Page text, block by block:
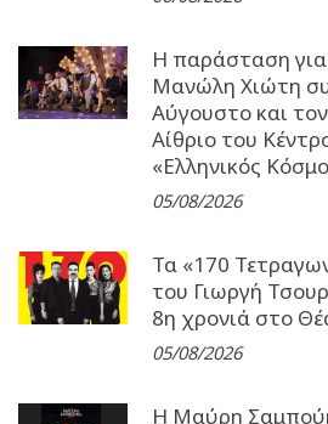
Η παράσταση
Μανώλη Χιώτη
Αύγουστο και
Αίθριο του
«Ελληνικός
05/08/2026
Τα «170
του Γιωργή
8η χρονιά στο
05/08/2026
Η Μαύρη